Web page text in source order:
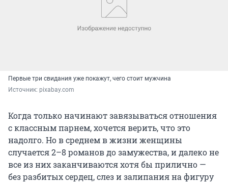
Первые три свидания уже покажут, чего стоит мужчина
Источник: pixabay.com
Когда только начинают завязываться отношения
с классным парнем, хочется верить, что это
надолго. Но в среднем в жизни женщины
случается 2–8 романов до замужества, и далеко не
все из них заканчиваются хотя бы прилично —
без разбитых сердец, слез и залипания на фигуру